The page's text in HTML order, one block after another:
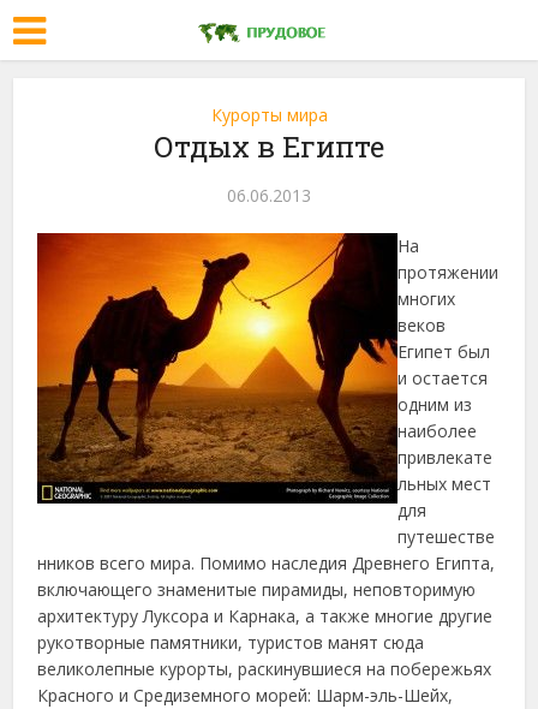
Курорты мира
Отдых в Египте
06.06.2013
На
протяжении
многих
веков
Египет был
и остается
одним из
наиболее
привлекате
льных мест
для
путешестве
нников всего мира. Помимо наследияДревнего Египта,
включающего знаменитые пирамиды, неповторимую
архитектуру Луксора и Карнака, а также многие другие
рукотворные памятники, туристов манят сюда
великолепные курорты, раскинувшиеся на побережьях
Красного и Средиземного морей: Шарм-эль-Шейх,